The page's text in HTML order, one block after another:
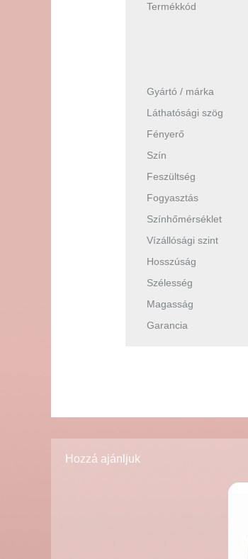
Termékkód
Gyártó / márka
Láthatósági szög
Fényerő
Szín
Feszültség
Fogyasztás
Színhőmérséklet
Vízállósági szint
Hosszúság
Szélesség
Magasság
Garancia
Hozzá ajánljuk